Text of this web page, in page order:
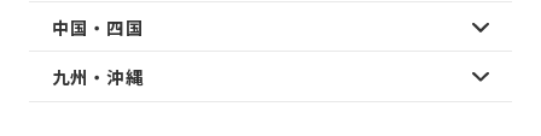
中国・四国
九州・沖縄